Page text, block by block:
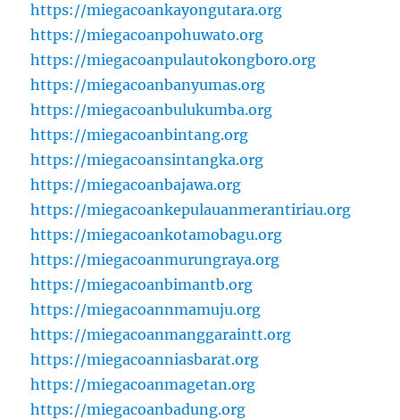
https://miegacoankayongutara.org
https://miegacoanpohuwato.org
https://miegacoanpulautokongboro.org
https://miegacoanbanyumas.org
https://miegacoanbulukumba.org
https://miegacoanbintang.org
https://miegacoansintangka.org
https://miegacoanbajawa.org
https://miegacoankepulauanmerantiriau.org
https://miegacoankotamobagu.org
https://miegacoanmurungraya.org
https://miegacoanbimantb.org
https://miegacoannmamuju.org
https://miegacoanmanggaraintt.org
https://miegacoanniasbarat.org
https://miegacoanmagetan.org
https://miegacoanbadung.org